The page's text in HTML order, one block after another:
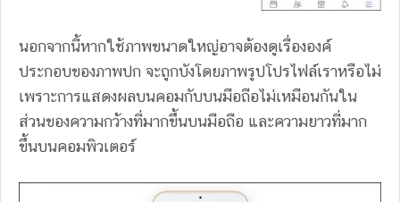
นอกจากนี้หากใช้ภาพขนาดใหญ่อาจต้องดูเรื่ององค์
ประกอบของภาพปก จะถูกบังโดยภาพรูปโปรไฟล์เราหรือไม่
เพราะการแสดงผลบนคอมกับบนมือถือไม่เหมือนกันใน
ส่วนของความกว้างที่มากขึ้นบนมือถือ และความยาวที่มาก
ขึ้นบนคอมพิวเตอร์